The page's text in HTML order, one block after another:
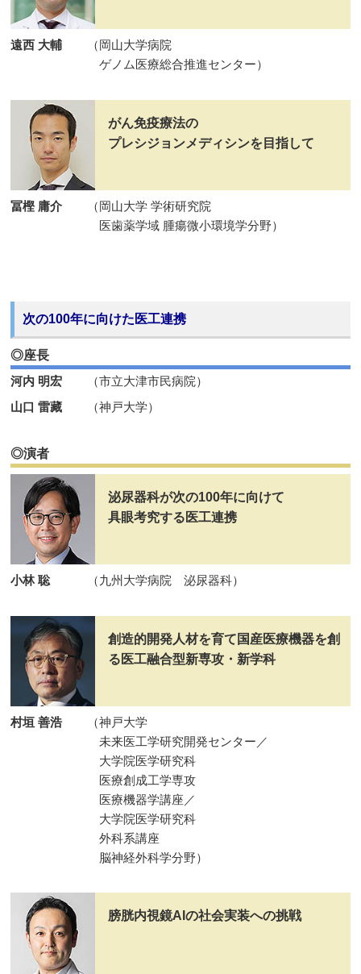
遠西 大輔
（岡山大学病院
ゲノム医療総合推進センター）
がん免疫療法の
プレシジョンメディシンを目指して
冨樫 庸介
（岡山大学 学術研究院
医歯薬学域 腫瘍微小環境学分野）
次の100年に向けた医工連携
◎座長
河内 明宏
（市立大津市民病院）
山口 雷藏
（神戸大学）
◎演者
泌尿器科が次の100年に向けて
具眼考究する医工連携
小林 聡 （九州大学病院 泌尿器科）
創造的開発人材を育て国産医療機器を創
る医工融合型新専攻・新学科
村垣 善浩
（神戸大学
未来医工学研究開発センター／
大学院医学研究科
医療創成工学専攻
医療機器学講座／
大学院医学研究科
外科系講座
脳神経外科学分野）
膀胱内視鏡AIの社会実装への挑戦